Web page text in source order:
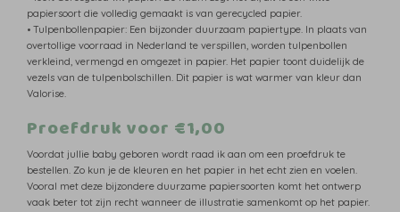
papiersoort die volledig gemaakt is van gerecycled papier.
• Tulpenbollenpapier: Een bijzonder duurzaam papiertype. In plaats van
overtollige voorraad in Nederland te verspillen, worden tulpenbollen
verkleind, vermengd en omgezet in papier. Het papier toont duidelijk de
vezels van de tulpenbolschillen. Dit papier is wat warmer van kleur dan
Valorise.
Proefdruk voor €1,00
Voordat jullie baby geboren wordt raad ik aan om een proefdruk te
bestellen. Zo kun je de kleuren en het papier in het echt zien en voelen.
Vooral met deze bijzondere duurzame papiersoorten komt het ontwerp
vaak beter tot zijn recht wanneer de illustratie samenkomt op het papier.